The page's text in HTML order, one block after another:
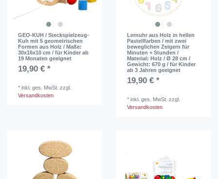
GEO-KUH / Steckspielzeug-
Kuh mit 5 geometrischen
Formen aus Holz / Maße:
30x16x10 cm / für Kinder ab
19 Monaten geeignet
19,90 € *
*inkl. ges. MwSt. zzgl.
Versandkosten
Lernuhr aus Holz in hellen
Pastellfarben / mit zwei
beweglichen Zeigern für
Minuten + Stunden /
Material: Holz / Ø 28 cm /
Gewicht: 670 g / für Kinder
ab 3 Jahren geeignet
19,90 € *
*inkl. ges. MwSt. zzgl.
Versandkosten